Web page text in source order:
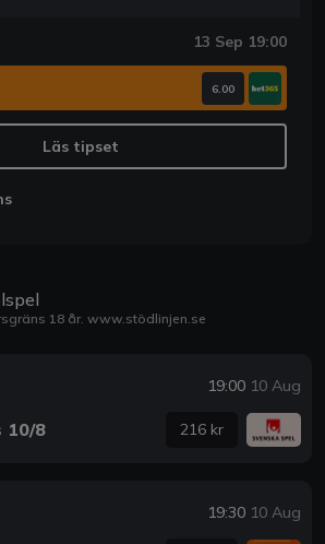
13 Sep 19:00
6.00
Läs tipset
18 år. www.stödlinjen.se
19:00 10 Aug
10/8 216 kr
19:30 10 Aug